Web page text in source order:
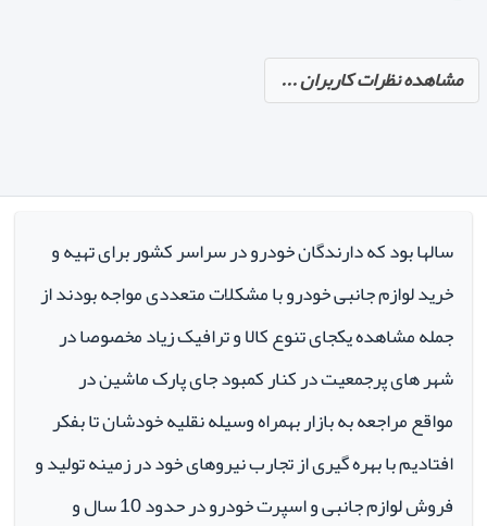
مشاهده نظرات کاربران ...
سالها بود که دارندگان خودرو در سراسر کشور برای تهیه و
خرید لوازم جانبی خودرو با مشکلات متعددی مواجه بودند از
جمله مشاهده یکجای تنوع کالا و ترافیک زیاد مخصوصا در
شهر های پرجمعیت در کنار کمبود جای پارک ماشین در
مواقع مراجعه به بازار بهمراه وسیله نقلیه خودشان تا بفکر
افتادیم با بهره گیری از تجارب نیروهای خود در زمینه تولید و
فروش لوازم جانبی و اسپرت خودرو در حدود 10 سال و